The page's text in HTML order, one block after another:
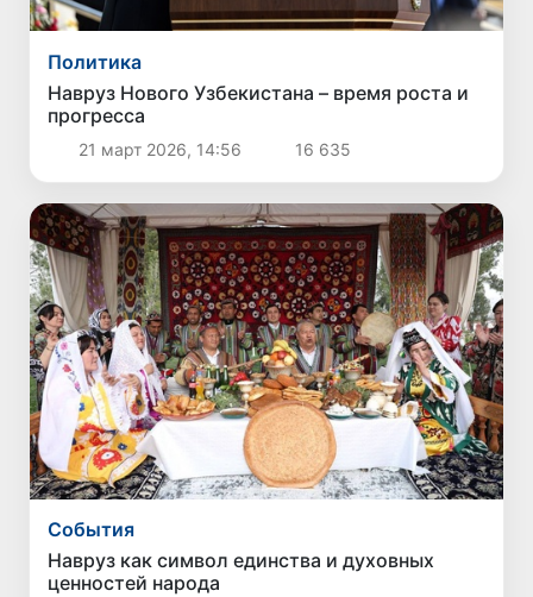
Политика
Навруз Нового Узбекистана – время роста и
прогресса
21 март 2026, 14:56 16 635
Cобытия
Навруз как символ единства и духовных
ценностей народа